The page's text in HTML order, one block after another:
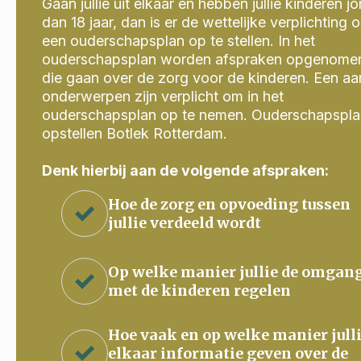
Gaan jullie uit elkaar en hebben jullie kinderen
dan 18 jaar, dan is er de wettelijke verplichting
een ouderschapsplan op te stellen. In het
ouderschapsplan worden afspraken
die gaan over de zorg voor de kinderen. Een
onderwerpen zijn verplicht om in het
ouderschapsplan op te nemen.
opstellen Botlek Rotterdam.
Denk hierbij aan de volgende afspraken:
Hoe de zorg en opvoeding tussen
jullie verdeeld wordt
Op welke manier jullie de
met de kinderen regelen
Hoe vaak en op welke manier
elkaar informatie geven over de